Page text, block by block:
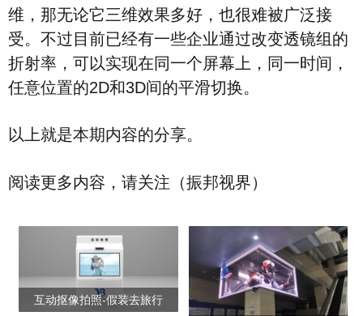
维，那无论它三维效果多好，也很难被广泛接
受。不过目前已经有一些企业通过改变透镜组的
折射率，可以实现在同一个屏幕上，同一时间，
任意位置的2D和3D间的平滑切换。
以上就是本期内容的分享。
阅读更多内容，请关注（振邦视界）
互动抠像拍照-假装去旅行